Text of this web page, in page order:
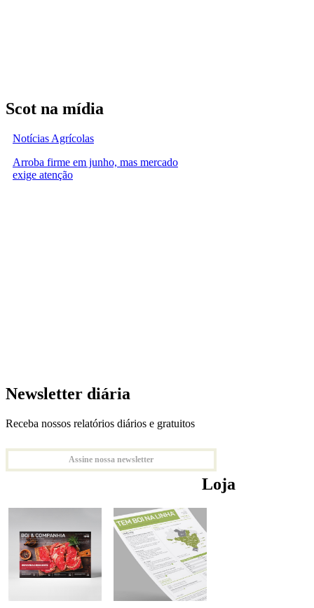
Scot na mídia
Notícias Agrícolas
Arroba firme em junho, mas mercado
exige atenção
Newsletter diária
Receba nossos relatórios diários e gratuitos
Assine nossa newsletter
Loja